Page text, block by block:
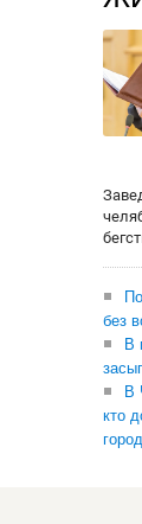
без
В
В
кто